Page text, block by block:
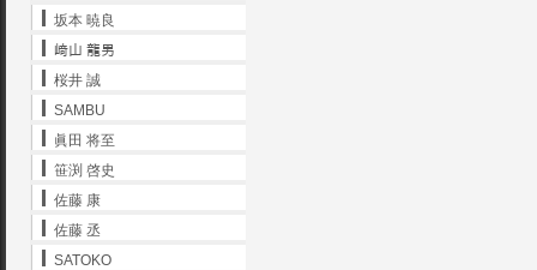
坂本 暁良
﨑山 龍男
桜井 誠
SAMBU
眞田 将至
笹渕 啓史
佐藤 康
佐藤 丞
SATOKO